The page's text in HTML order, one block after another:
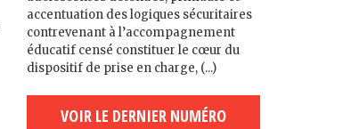
accentuation des logiques sécuritaires
contrevenant à l’accompagnement
éducatif censé constituer le cœur du
dispositif de prise en charge, (...)
VOIR LE DERNIER NUMÉRO